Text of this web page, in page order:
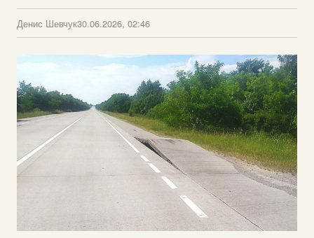
Денис Шевчук30.06.2026, 02:46